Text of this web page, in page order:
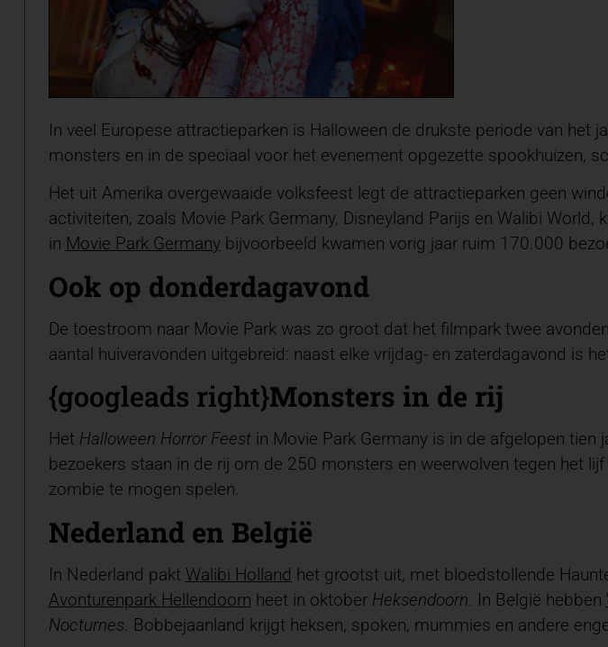
In veel Europese attractieparken is Halloween de drukste periode van
monsters en in de speciaal voor het evenement opgezette spookhuizen,
Het uit Amerika overgewaaide volksfeest legt de attractieparken geen
activiteiten, zoals Movie Park Germany, Disneyland Parijs en Walibi World,
in Movie Park Germanybijvoorbeeld kwamen vorig jaar ruim 170.000
Ook op donderdagavond
De toestroom naar Movie Park was zo groot dat het filmpark twee
aantal huiveravonden uitgebreid: naast elke vrijdag- en zaterdagavond is
{googleads right}Monsters in de rij
Het Halloween Horror Feestin Movie Park Germany is in de afgelopen tien
bezoekers staan in de rij om de 250 monsters en weerwolven tegen het
zombie te mogen spelen.
Nederland en België
In Nederland pakt Walibi Holland het grootst uit, met bloedstollende
Avonturenpark Hellendoorn heet in oktober Heksendoorn . In België hebben
Nocturnes. Bobbejaanland krijgt heksen, spoken, mummies en andere